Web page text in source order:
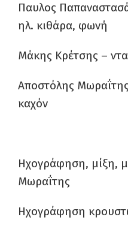
Παυλος
ηλ. κιθάρα, φωνή
Μάκης Κρέτσης –
Αποστόλης
καχόν
Ηχογράφηση, μίξη,
Μωραΐτης
Ηχογράφηση